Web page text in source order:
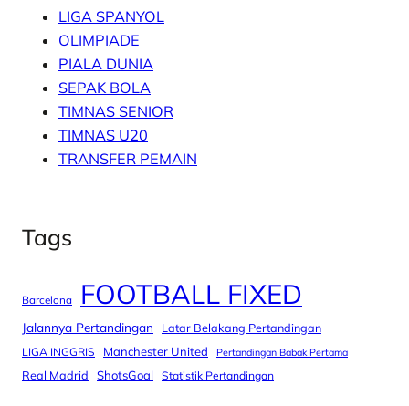
LIGA SPANYOL
OLIMPIADE
PIALA DUNIA
SEPAK BOLA
TIMNAS SENIOR
TIMNAS U20
TRANSFER PEMAIN
Tags
Barcelona FOOTBALL FIXED
Jalannya Pertandingan Latar Belakang Pertandingan
LIGA INGGRIS Manchester United Pertandingan Babak Pertama
Real Madrid ShotsGoal Statistik Pertandingan